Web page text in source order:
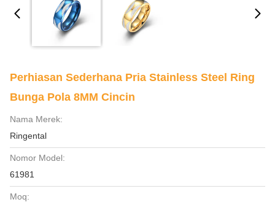
Perhiasan Sederhana Pria Stainless Steel Ring
Bunga Pola 8MM Cincin
Nama Merek:
Ringental
Nomor Model:
61981
Moq: